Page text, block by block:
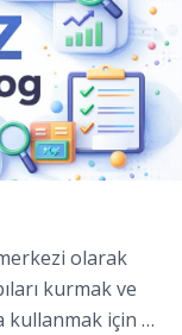
olarak
kurmak ve
kullanmak için